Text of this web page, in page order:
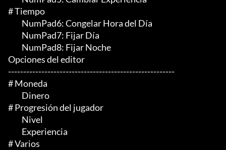
# Tiempo
Opciones del editor
-------------------------------------------------------
# Moneda
# Progresión del jugador
# Varios